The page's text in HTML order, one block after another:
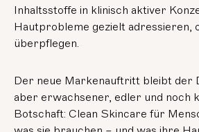
Inhaltsstoffe in klinisch aktiver
Hautprobleme gezielt adressieren,
überpflegen.
Der neue Markenauftritt bleibt der
aber erwachsener, edler und noch
Botschaft: Clean Skincare für